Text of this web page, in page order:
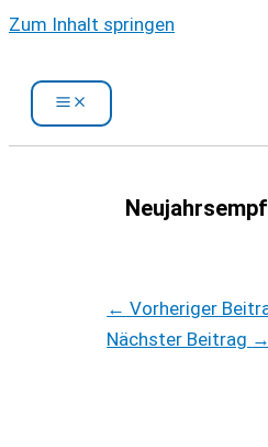
Zum Inhalt springen
← Vorheriger
Nächster Beitrag →